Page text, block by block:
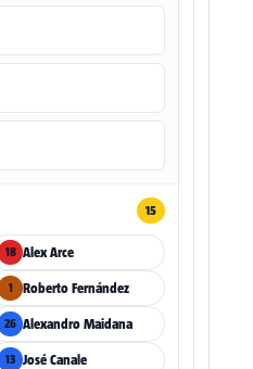
15
18 Alex Arce
1 Roberto Fernández
26 Alexandro Maidana
13 José Canale